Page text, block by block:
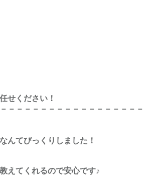
せください！
－－－－－－－－－－－－－－－－－
んてびっくりしました！
えてくれるので安心です♪